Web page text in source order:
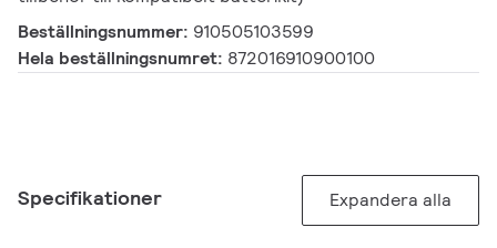
Beställningsnummer: 910505103599
Hela beställningsnumret: 872016910900100
Specifikationer Expandera alla